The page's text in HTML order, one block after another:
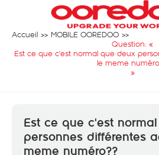
Accueil
MOBILE OOREDOO
Question: «
Est ce que c'est normal que deux
le meme
»
Est ce que c'est
personnes différentes
meme numéro??